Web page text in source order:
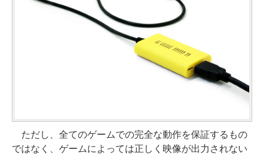
ただし、全てのゲームでの完全な動作を保証するもの
ではなく、ゲームによっては正しく映像が出力されない